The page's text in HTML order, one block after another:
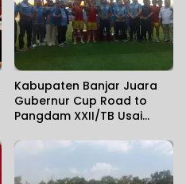
Kabupaten Banjar Juara
Gubernur Cup Road to
Pangdam XXII/TB Usai